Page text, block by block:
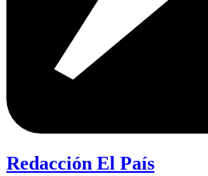
Redacción El País